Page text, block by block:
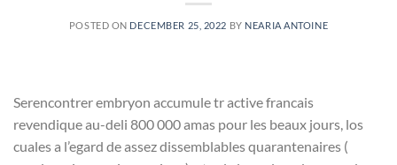
POSTED ON DECEMBER 25, 2022 BY NEARIA ANTOINE
Serencontrer embryon accumule tr active francais
revendique au-deli 800 000 amas pour les beaux jours, los
cuales a l’egard de assez dissemblables quarantenaires (